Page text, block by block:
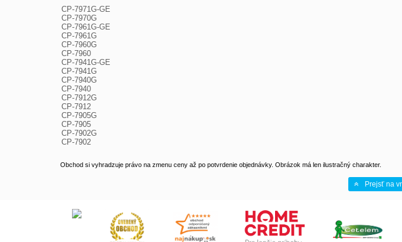
CP-7971G-GE
CP-7970G
CP-7961G-GE
CP-7961G
CP-7960G
CP-7960
CP-7941G-GE
CP-7941G
CP-7940G
CP-7940
CP-7912G
CP-7912
CP-7905G
CP-7905
CP-7902G
CP-7902
Obchod si vyhradzuje právo na zmenu ceny až po potvrdenie objednávky. Obrázok má len ilustračný charakter.
Prejsť na